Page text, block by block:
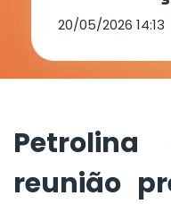
20/05/2026 14:13
reunião